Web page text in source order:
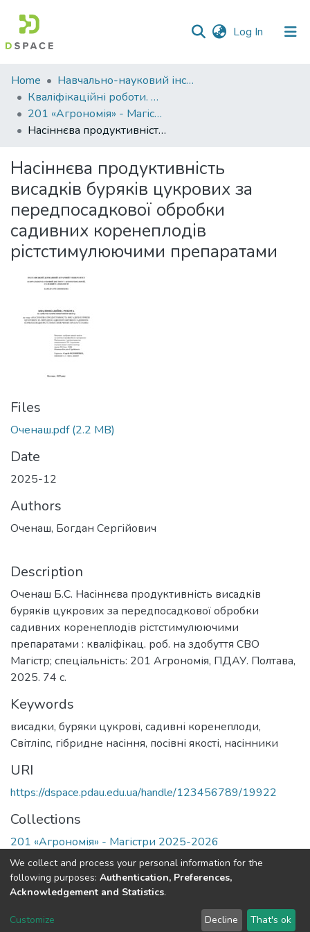
Log In (current)
Communities
&
Collections
Statistics
Home
Навчально-науковий інститут агротехнологій, селекції та екології
Кваліфікаційні роботи. ННІ агротехнологій, селекції та екології
201 «Агрономія» - Магістри 2025-2026
Насіннєва продуктивність висадків буряків цукрових за передпосадкової обробки садивних коренеплодів рістстимулюючими препаратами
Насіннєва продуктивність
висадків буряків цукрових за
передпосадкової обробки
садивних коренеплодів
рістстимулюючими препаратами
Files
Оченаш.pdf(2.2 MB)
Date
2025-12
Authors
Оченаш, Богдан Сергійович
Description
Оченаш Б.С. Насіннєва продуктивність висадків
буряків цукрових за передпосадкової обробки
садивних коренеплодів рістстимулюючими
препаратами : кваліфікац. роб. на здобуття СВО
Магістр; спеціальність: 201 Агрономія, ПДАУ. Полтава,
2025. 74 с.
Keywords
висадки, буряки цукрові, садивні коренеплоди,
Світліпс, гібридне насіння, посівні якості, насінники
URI
https://dspace.pdau.edu.ua/handle/123456789/19922
Collections
201 «Агрономія» - Магістри 2025-2026
Full item page
DSpace software copyright © 2002-2026 LYRASIS
We collect and process your personal information for the
following purposes: Authentication, Preferences,
Acknowledgement and Statistics.
Customize Decline That's ok